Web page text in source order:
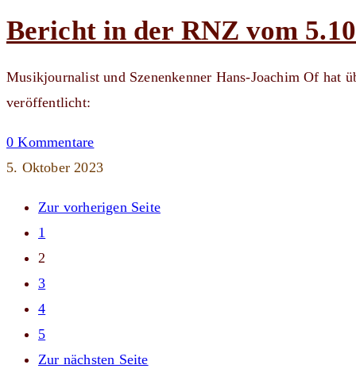
Bericht in der RNZ vom
Musikjournalist und Szenenkenner Hans-Joachim Of hat
veröffentlicht:
0 Kommentare
5. Oktober 2023
Zur vorherigen Seite
1
2
3
4
5
Zur nächsten Seite